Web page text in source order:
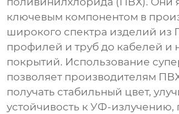
ключевым компонентом в
широкого спектра изделий из
профилей и труб до кабелей и
покрытий. Использование
позволяет производителям
получать стабильный цвет,
устойчивость к УФ-излучению,